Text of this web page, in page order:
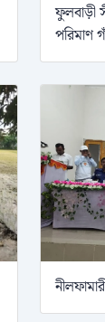
ফুলবাড়ী
পরিমাণ